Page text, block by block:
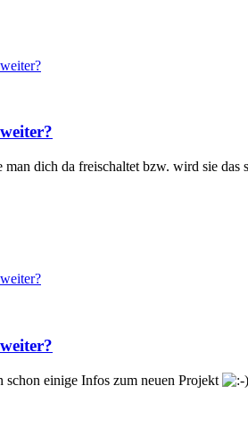
dich da freischaltet bzw. wird sie das
einige Infos zum neuen Projekt